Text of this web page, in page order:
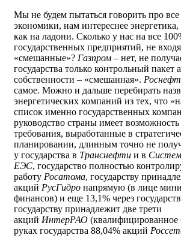
Мы не будем пытаться говорить про все
экономики, нам интереснее энергетика,
как на ладони. Сколько у нас на все
государственных предприятий, не
«смешанные»? Газпром – нет, не
государства только контрольный пакет
собственности – «смешанная».
самое. Можно и дальше перебирать
энергетических компаний из тех, что
список именно государственных
руководство страны имеет возможность
требования, выработанные в
планировании, длинным точно не
у государства в Транснефти и в
ЕЭС, государство полностью
работу Росатома, государству
акций РусГидро напрямую (в лице
финансов) и еще 13,1% через
государству принадлежит две трети
акций ИнтерРАО (квалифицированное
руках государства 88,04% акций